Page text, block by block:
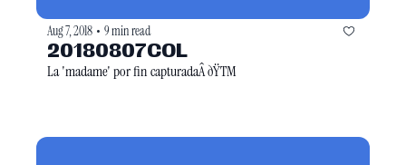
Aug 7, 2018 • 9 min read
20180807COL
La 'madame' por fin capturadaÂ ðŸTM